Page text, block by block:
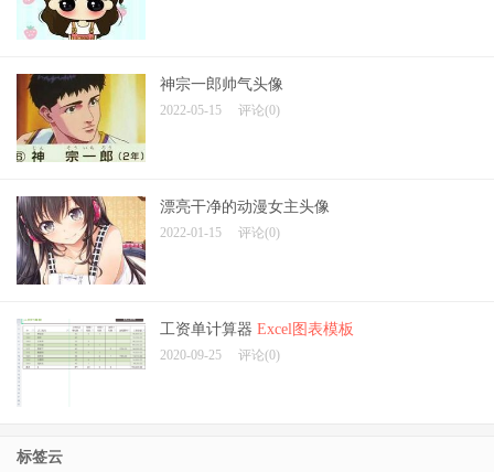
神宗一郎帅气头像
2022-05-15 评论(0)
漂亮干净的动漫女主头像
2022-01-15 评论(0)
工资单计算器 Excel图表模板
2020-09-25 评论(0)
标签云